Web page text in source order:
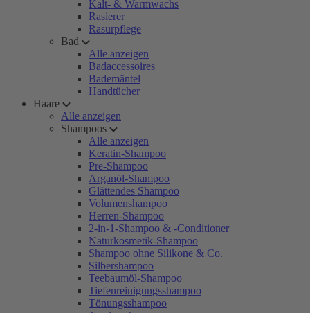
Kalt- & Warmwachs
Rasierer
Rasurpflege
Bad
Alle anzeigen
Badaccessoires
Bademäntel
Handtücher
Haare
Alle anzeigen
Shampoos
Alle anzeigen
Keratin-Shampoo
Pre-Shampoo
Arganöl-Shampoo
Glättendes Shampoo
Volumenshampoo
Herren-Shampoo
2-in-1-Shampoo & -Conditioner
Naturkosmetik-Shampoo
Shampoo ohne Silikone & Co.
Silbershampoo
Teebaumöl-Shampoo
Tiefenreinigungsshampoo
Tönungsshampoo